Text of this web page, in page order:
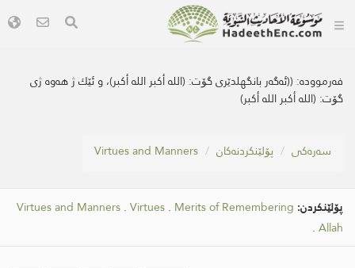
فەرموودە: ((ئه‌گه‌ر بانگهلدێری گۆت: (الله أكبر الله أكبر)، و ئێك ژ هه‌وه‌ ژی
گۆت: (الله أكبر الله أكبر)
سه‌ره‌كی پۆلێنکردنەکان Virtues and Manners
پۆلێنکردن: Virtues and Manners . Virtues . Merits of Remembering
Allah
.